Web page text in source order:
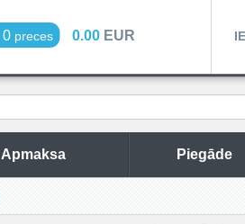
0 preces 0.00EUR
Apmaksa Piegāde